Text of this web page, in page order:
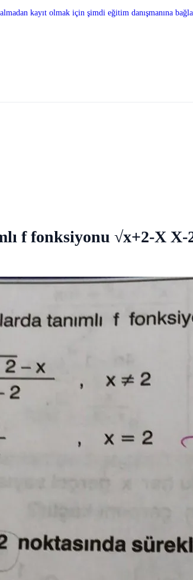
kayıt olmak için şimdi eğitim danışmanına
f fonksiyonu √x+2-X